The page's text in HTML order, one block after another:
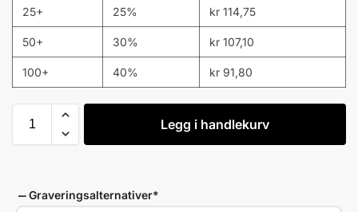
25+ 25% kr 114,75
50+ 30% kr 107,10
100+ 40% kr 91,80
Legg i handlekurv
Graveringsalternativer*